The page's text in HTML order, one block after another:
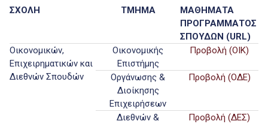
ΣΧΟΛΗ ΤΜΗΜΑ
ΜΑΘΗΜΑΤΑ
ΠΡΟΓΡΑΜΜΑΤΟΣ
ΣΠΟΥΔΩΝ (URL)
Οικονομικών,
Επιχειρηματικών και
Διεθνών Σπουδών
Οικονομικής
Επιστήμης
Προβολή (ΟΙΚ)
Οργάνωσης &
Διοίκησης
Επιχειρήσεων
Προβολή (ΟΔΕ)
Διεθνών &
Προβολή (ΔΕΣ)